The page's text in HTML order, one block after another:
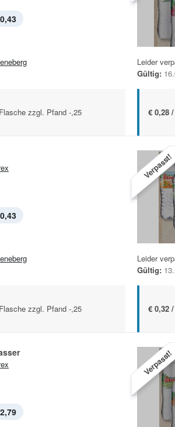
zzgl. Pfand -,25
Leider
Gültig:
€ 0,28
zzgl. Pfand -,25
Verpasst!
Leider
Gültig:
€ 0,32
Verpasst!